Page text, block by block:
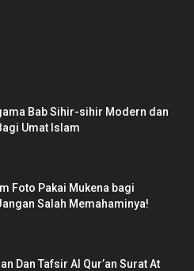
Bab Sihir-sihir Modern dan
Umat Islam
Foto Pakai Mukena bagi
Salah Memahaminya!
Dan Tafsir Al Qur’an Surat At